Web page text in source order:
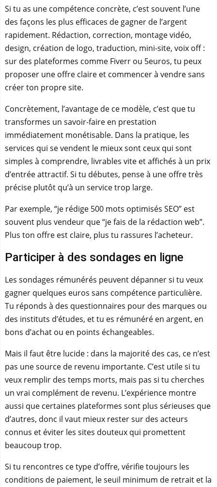
Si tu as une compétence concrète, c’est souvent l’une
des façons les plus efficaces de gagner de l’argent
rapidement. Rédaction, correction, montage vidéo,
design, création de logo, traduction, mini-site, voix off :
sur des plateformes comme Fiverr ou 5euros, tu peux
proposer une offre claire et commencer à vendre sans
créer ton propre site.
Concrètement, l’avantage de ce modèle, c’est que tu
transformes un savoir-faire en prestation
immédiatement monétisable. Dans la pratique, les
services qui se vendent le mieux sont ceux qui sont
simples à comprendre, livrables vite et affichés à un prix
d’entrée attractif. Si tu débutes, pense à une offre très
précise plutôt qu’à un service trop large.
Par exemple, “je rédige 500 mots optimisés SEO” est
souvent plus vendeur que “je fais de la rédaction web”.
Plus ton offre est claire, plus tu rassures l’acheteur.
Participer à des sondages en ligne
Les sondages rémunérés peuvent dépanner si tu veux
gagner quelques euros sans compétence particulière.
Tu réponds à des questionnaires pour des marques ou
des instituts d’études, et tu es rémunéré en argent, en
bons d’achat ou en points échangeables.
Mais il faut être lucide : dans la majorité des cas, ce n’est
pas une source de revenu importante. C’est utile si tu
veux remplir des temps morts, mais pas si tu cherches
un vrai complément de revenu. L’expérience montre
aussi que certaines plateformes sont plus sérieuses que
d’autres, donc il vaut mieux rester sur des acteurs
connus et éviter les sites douteux qui promettent
beaucoup trop.
Si tu rencontres ce type d’offre, vérifie toujours les
conditions de paiement, le seuil minimum de retrait et la